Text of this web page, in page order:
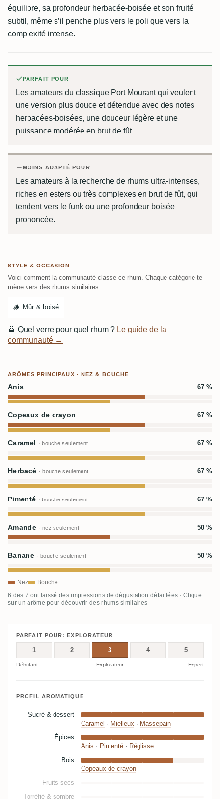
équilibre, sa profondeur herbacée-boisée et son fruité
subtil, même s’il penche plus vers le poli que vers la
complexité intense.
PARFAIT POUR
Les amateurs du classique Port Mourant qui veulent
une version plus douce et détendue avec des notes
herbacées-boisées, une douceur légère et une
puissance modérée en brut de fût.
MOINS ADAPTÉ POUR
Les amateurs à la recherche de rhums ultra-intenses,
riches en esters ou très complexes en brut de fût, qui
tendent vers le funk ou une profondeur boisée
prononcée.
STYLE & OCCASION
Voici comment la communauté classe ce rhum. Chaque catégorie te
mène vers des rhums similaires.
🪵 Mûr & boisé
🥃 Quel verre pour quel rhum ? Le guide de la
communauté →
ARÔMES PRINCIPAUX · NEZ & BOUCHE
Anis 67 %
Copeaux de crayon 67 %
Caramel · bouche seulement 67 %
Herbacé · bouche seulement 67 %
Pimenté · bouche seulement 67 %
Amande · nez seulement 50 %
Banane · bouche seulement 50 %
Nez Bouche
6 des 7 ont laissé des impressions de dégustation détaillées · Clique
sur un arôme pour découvrir des rhums similaires
PARFAIT POUR: EXPLORATEUR
1 2 3 4 5
Débutant Explorateur Expert
PROFIL AROMATIQUE
Sucré & dessert
Caramel · Mielleux · Massepain
Épices
Anis · Pimenté · Réglisse
Bois
Copeaux de crayon
Fruits secs
Torréfié & sombre